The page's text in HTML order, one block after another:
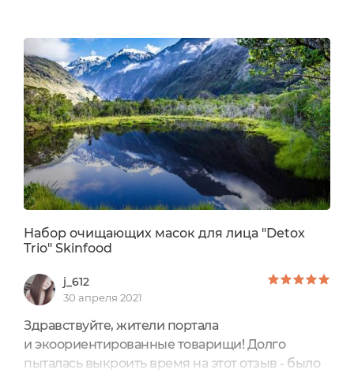
Набор очищающих масок для лица "Detox
Trio" Skinfood
j_612
30 апреля 2021
Здравствуйте, жители портала
и экоориентированные товарищи! Долго
пыталась выкроить время на этот отзыв - было